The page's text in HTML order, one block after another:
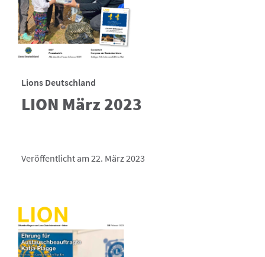
Lions Deutschland
LION März 2023
Veröffentlicht am 22. März 2023